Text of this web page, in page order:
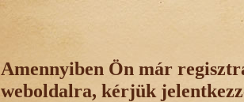
Amennyiben Ön már
weboldalra, kérjük